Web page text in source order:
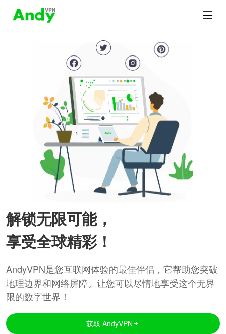
解锁无限可能，
享受全球精彩！
AndyVPN是您互联网体验的最佳伴侣，它帮助您突破
地理边界和网络屏障。让您可以尽情地享受这个无界
限的数字世界！
获取 AndyVPN